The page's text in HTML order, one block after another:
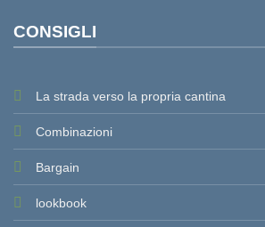
CONSIGLI
La strada verso la propria cantina
Combinazioni
Bargain
lookbook